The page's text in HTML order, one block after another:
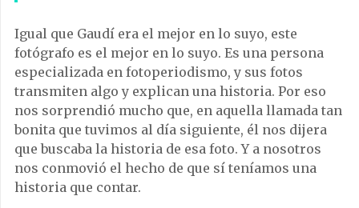
Igual que Gaudí era el mejor en lo suyo, este
fotógrafo es el mejor en lo suyo. Es una persona
especializada en fotoperiodismo, y sus fotos
transmiten algo y explican una historia. Por eso
nos sorprendió mucho que, en aquella llamada tan
bonita que tuvimos al día siguiente, él nos dijera
que buscaba la historia de esa foto. Y a nosotros
nos conmovió el hecho de que sí teníamos una
historia que contar.